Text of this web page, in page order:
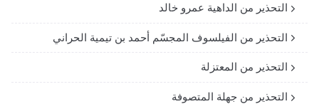
التحذير من الداهية عمرو خالد
التحذير من الفيلسوف المجسّم أحمد بن تيمية الحراني
التحذير من المعتزلة
التحذير من جهلة المتصوفة